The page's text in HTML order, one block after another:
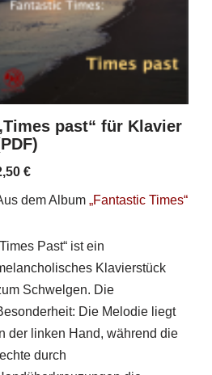
past“ für Klavier
€
dem Album „Fantastic Times“
Past“ ist ein
Klavierstück
Schwelgen. Die
Die Melodie liegt
der linken Hand, während die
durch